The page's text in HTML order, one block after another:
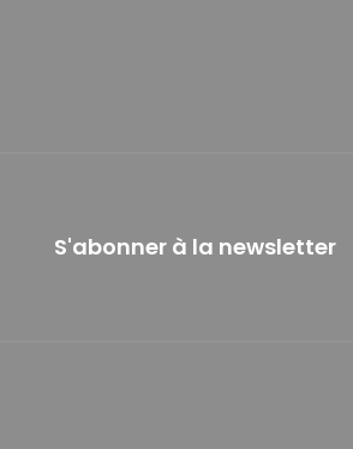
S'abonner à la newsletter